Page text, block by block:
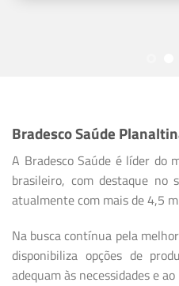
Bradesco Saúde
A Bradesco Saúde é líder do
brasileiro, com destaque no
atualmente com mais de 4,5
Na busca contínua pela
disponibiliza opções de
adequam às necessidades e